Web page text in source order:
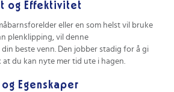
og Effektivitet
eller en som helst vil bruke
plenklipping, vil denne
beste venn. Den jobber stadig for å gi
at du kan nyte mer tid ute i hagen.
Egenskaper